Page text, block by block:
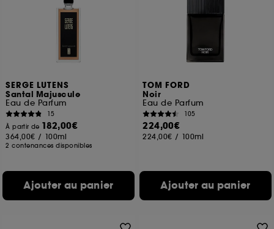
SERGE LUTENS
Santal Majuscule
Eau de Parfum
15
À partir de 182,00€
364,00€ / 100ml
2 contenances disponibles
Ajouter au panier
TOM FORD
Noir
Eau de Parfum
105
224,00€
224,00€ / 100ml
Ajouter au panier